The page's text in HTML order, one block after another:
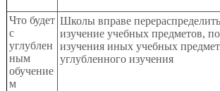
Что будет
с
углублен
ным
обучение
м
Школы вправе
изучение учебных предметов,
изучения иных учебных
углубленного изучения